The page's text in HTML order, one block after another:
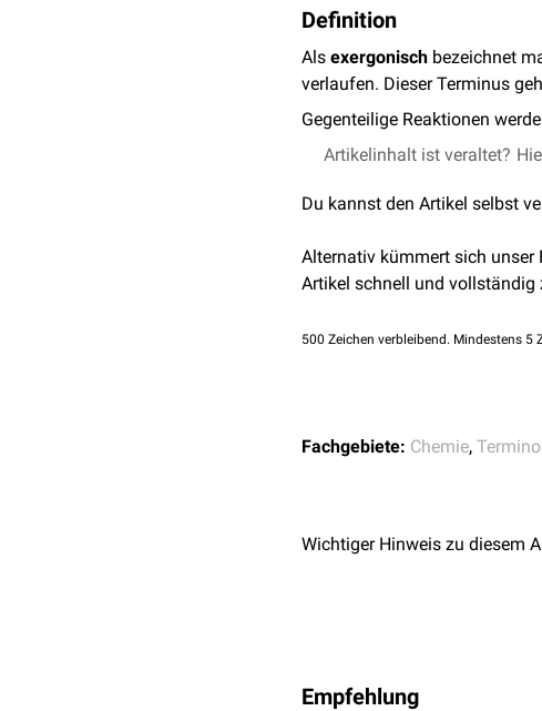
Definition
Als exergonisch bezeichnet
verlaufen. Dieser Terminus
Gegenteilige Reaktionen
Artikelinhalt ist veraltet?
Du kannst den Artikel selbst
Alternativ kümmert sich unser
Artikel schnell und vollständig
500 Zeichen verbleibend. Mindestens 5
Fachgebiete: Chemie,
Wichtiger Hinweis zu diesem
Empfehlung